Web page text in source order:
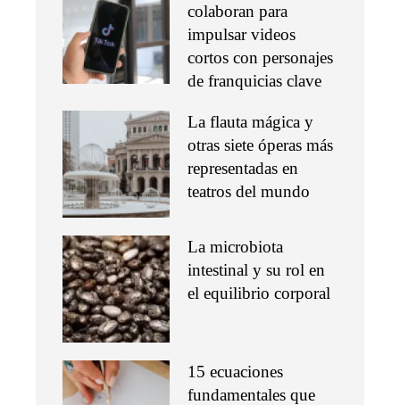
colaboran para
impulsar videos
cortos con personajes
de franquicias clave
La flauta mágica y
otras siete óperas más
representadas en
teatros del mundo
La microbiota
intestinal y su rol en
el equilibrio corporal
15 ecuaciones
fundamentales que